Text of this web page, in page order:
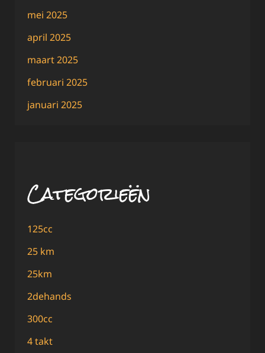
mei 2025
april 2025
maart 2025
februari 2025
januari 2025
Categorieën
125cc
25 km
25km
2dehands
300cc
4 takt